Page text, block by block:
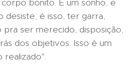
bonito. É um sonho, e
desiste, é isso, ter garra,
pra ser merecido, disposição,
dos objetivos. Isso é um
realizado".